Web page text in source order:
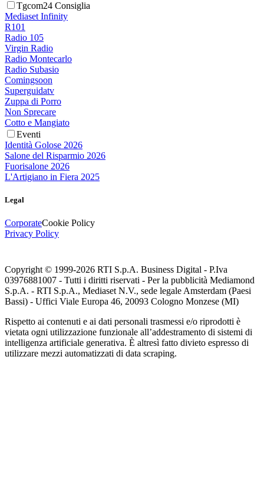
Tgcom24 Consiglia
Mediaset Infinity
R101
Radio 105
Virgin Radio
Radio Montecarlo
Radio Subasio
Comingsoon
Superguidatv
Zuppa di Porro
Non Sprecare
Cotto e Mangiato
Eventi
Identità Golose 2026
Salone del Risparmio 2026
Fuorisalone 2026
L'Artigiano in Fiera 2025
Legal
CorporateCookie Policy
Privacy Policy
Copyright © 1999-2026 RTI S.p.A. Business Digital - P.Iva
03976881007 - Tutti i diritti riservati - Per la pubblicità Mediamond
S.p.A. - RTI S.p.A., Mediaset N.V., sede legale Amsterdam (Paesi
Bassi) - Uffici Viale Europa 46, 20093 Cologno Monzese (MI)
Rispetto ai contenuti e ai dati personali trasmessi e/o riprodotti è
vietata ogni utilizzazione funzionale all’addestramento di sistemi di
intelligenza artificiale generativa. È altresì fatto divieto espresso di
utilizzare mezzi automatizzati di data scraping.